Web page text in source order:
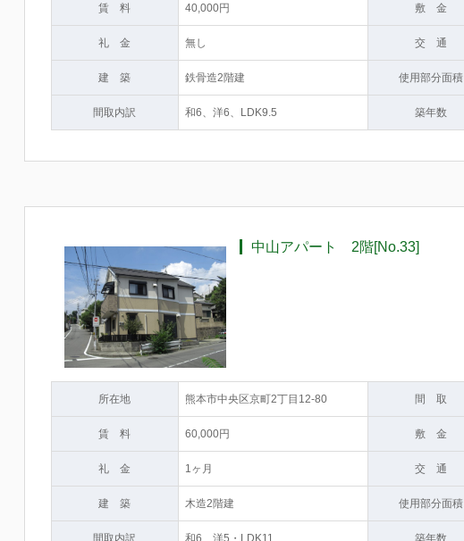
賃 料 40,000円 敷 金
礼 金 無し 交 通
建 築 鉄骨造2階建 使用部分面積
間取内訳 和6、洋6、LDK9.5 築年数
中山アパート 2階[No.33]
所在地 熊本市中央区京町2丁目12-80 間 取
賃 料 60,000円 敷 金
礼 金 1ヶ月 交 通
建 築 木造2階建 使用部分面積
間取内訳 和6、洋5・LDK11 築年数